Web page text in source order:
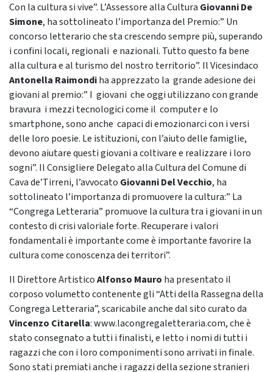
Con la cultura si vive”. L’Assessore alla Cultura Giovanni De
Simone, ha sottolineato l’importanza del Premio:” Un
concorso letterario che sta crescendo sempre più, superando
i confini locali, regionali e nazionali. Tutto questo fa bene
alla cultura e al turismo del nostro territorio”. Il Vicesindaco
Antonella Raimondiha apprezzato la grande adesione dei
giovani al premio:” I giovani che oggi utilizzano con grande
bravura i mezzi tecnologici come il computer e lo
smartphone, sono anche capaci di emozionarci con i versi
delle loro poesie. Le istituzioni, con l’aiuto delle famiglie,
devono aiutare questi giovani a coltivare e realizzare i loro
sogni”. Il Consigliere Delegato alla Cultura del Comune di
Cava de’Tirreni, l’avvocato Giovanni Del Vecchio, ha
sottolineato l’importanza di promuovere la cultura:” La
“Congrega Letteraria” promuove la cultura tra i giovani in un
contesto di crisi valoriale forte. Recuperare i valori
fondamentali è importante come è importante favorire la
cultura come conoscenza dei territori”.
Il Direttore ArtisticoAlfonso Mauro ha presentato il
corposo volumetto contenente gli “Atti della Rassegna della
Congrega Letteraria”, scaricabile anche dal sito curato da
Vincenzo Citarella: www.lacongregaletteraria.com, che è
stato consegnato a tutti i finalisti, e letto i nomi di tutti i
ragazzi che con i loro componimenti sono arrivati in finale.
Sono stati premiati anche i ragazzi della sezione stranieri